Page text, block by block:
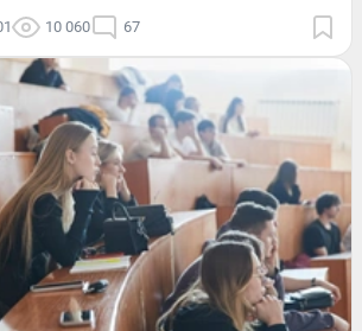
10 060 67